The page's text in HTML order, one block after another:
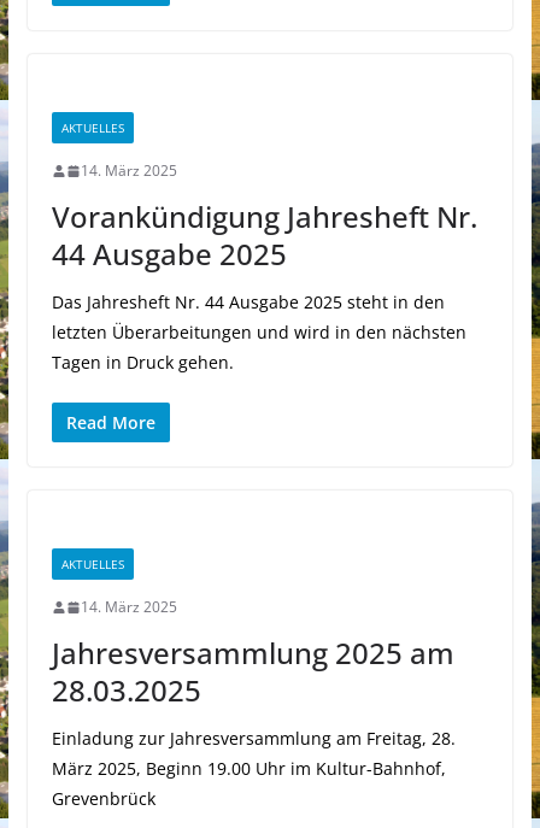
AKTUELLES
14. März 2025
Vorankündigung Jahresheft Nr.
44 Ausgabe 2025
Das Jahresheft Nr. 44 Ausgabe 2025 steht in den
letzten Überarbeitungen und wird in den nächsten
Tagen in Druck gehen.
Read More
AKTUELLES
14. März 2025
Jahresversammlung 2025 am
28.03.2025
Einladung zur Jahresversammlung am Freitag, 28.
März 2025, Beginn 19.00 Uhr im Kultur-Bahnhof,
Grevenbrück